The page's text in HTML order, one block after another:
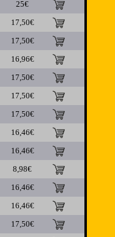
25€
17,50€
17,50€
16,96€
17,50€
17,50€
17,50€
16,46€
16,46€
8,98€
16,46€
16,46€
17,50€